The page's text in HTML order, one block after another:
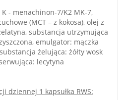
- menachinon-7/K2 MK-7,
(MCT – z kokosa), olej z
substancja utrzymująca
emulgator: mączka
żelująca: żółty wosk
lecytyna
dziennej 1 kapsułka RWS: